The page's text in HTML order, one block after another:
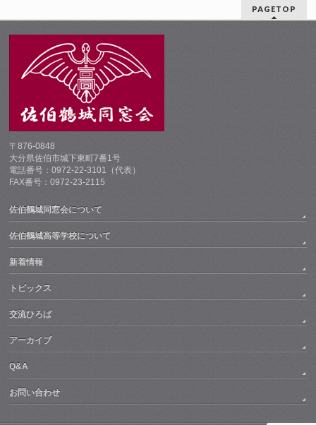
PAGETOP
〒876-0848
大分県佐伯市城下東町7番1号
電話番号：0972-22-3101（代表）
FAX番号：0972-23-2115
佐伯鶴城同窓会について
佐伯鶴城高等学校について
新着情報
トピックス
交流ひろば
アーカイブ
Q&A
お問い合わせ